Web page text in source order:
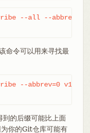
--all --abbrev=4
命令可以用来寻找最
--abbrev=0
到的后缀可能比上面
你的Git仓库可能有